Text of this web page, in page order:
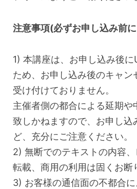
注意事項(必ずお申し込み前
1) 本講座は、お申し込み後
ため、お申し込み後のキャン
受け付けておりません。
主催者側の都合による延期や
致しかねますので、お申し込
ど、充分にご注意ください。
2) 無断でのテキストの内容
転載、商用の利用は固くお断
3) お客様の通信面の不都合